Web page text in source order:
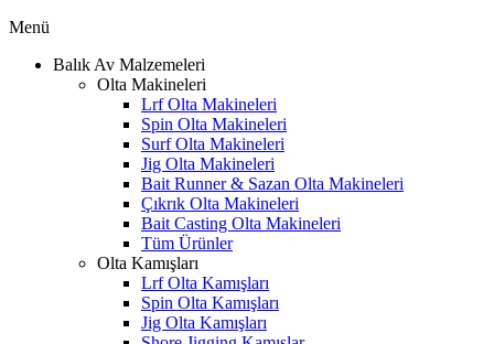
Menü
Balık Av Malzemeleri
Olta Makineleri
Lrf Olta Makineleri
Spin Olta Makineleri
Surf Olta Makineleri
Jig Olta Makineleri
Bait Runner & Sazan Olta Makineleri
Çıkrık Olta Makineleri
Bait Casting Olta Makineleri
Tüm Ürünler
Olta Kamışları
Lrf Olta Kamışları
Spin Olta Kamışları
Jig Olta Kamışları